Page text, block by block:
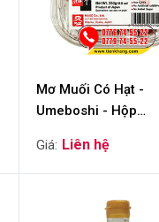
Mơ Muối Có Hạt -
Umeboshi - Hộp